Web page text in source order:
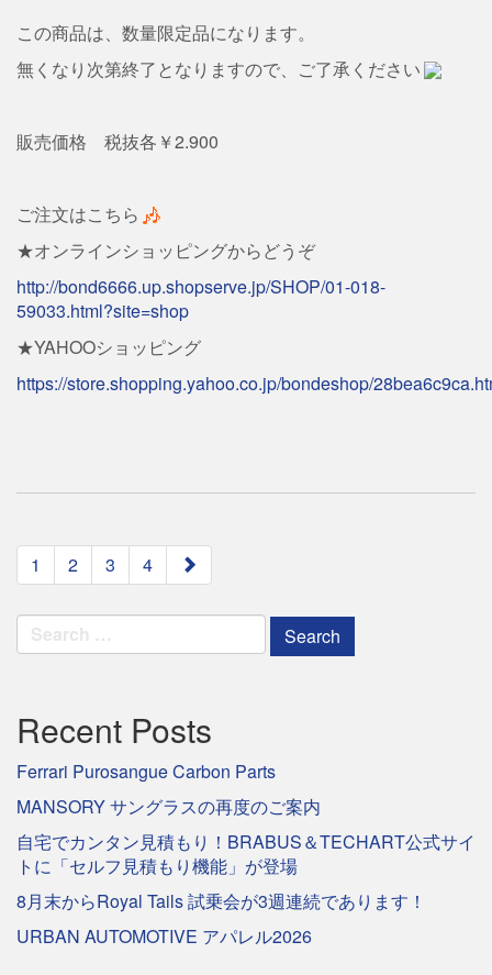
この商品は、数量限定品になります。
無くなり次第終了となりますので、ご了承ください
販売価格 税抜各￥2.900
ご注文はこちら
★オンラインショッピングからどうぞ
http://bond6666.up.shopserve.jp/SHOP/01-018-
59033.html?site=shop
★YAHOOショッピング
https://store.shopping.yahoo.co.jp/bondeshop/
paging-
navigation
1 2 3 4
Search
for:
Recent Posts
Ferrari Purosangue Carbon Parts
MANSORY サングラスの再度のご案内
自宅でカンタン見積もり！BRABUS＆TECHART公式サイ
トに「セルフ見積もり機能」が登場
8月末からRoyal Tails 試乗会が3週連続であります！
URBAN AUTOMOTIVE アパレル2026